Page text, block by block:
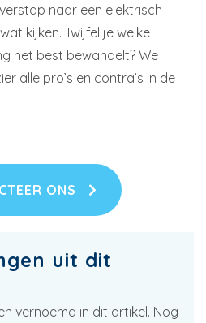
naar een elektrisch
kijken. Twijfel je welke
het best bewandelt? We
alle pro’s en contra’s in de
ONS
uit dit
vernoemd in dit artikel. Nog